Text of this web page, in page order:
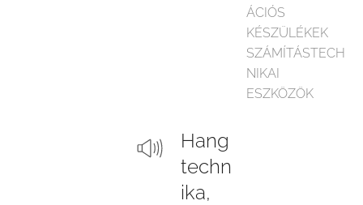
ÁCIÓS
KÉSZÜLÉKEK
SZÁMÍTÁSTECH
NIKAI
ESZKÖZÖK
Hang
techn
ika,